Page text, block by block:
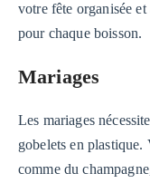
votre fête organisée et
pour chaque boisson.
Mariages
Les mariages
gobelets en plastique.
comme du